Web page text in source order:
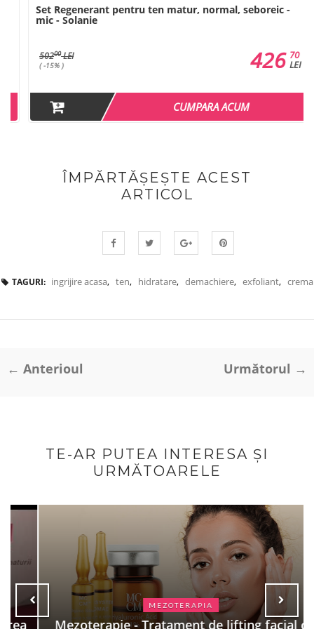
Set Regenerant pentru ten matur, normal, seboreic -
mic - Solanie
50200LEI
( -15% )
70
LEI
426
CUMPARA ACUM
ÎMPĂRTĂȘEȘTE ACEST
ARTICOL
TAGURI: ingrijire acasa, ten, hidratare, demachiere, exfoliant, crema
← Anterioul Următorul →
TE-AR PUTEA INTERESA ȘI
URMĂTOARELE
MEZOTERAPIA
Mezoterapie - Tratament de lifting facial cu